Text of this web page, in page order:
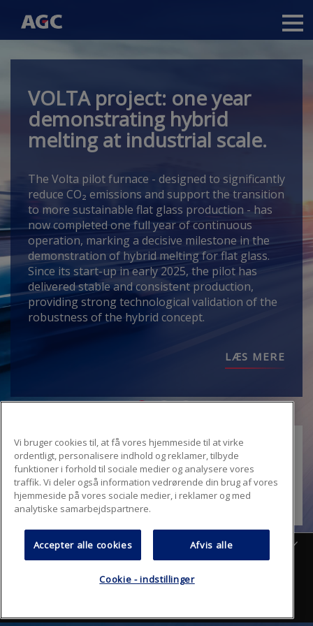
Gå
VOLTA project: one year
demonstrating hybrid
melting at industrial scale.
The Volta pilot furnace - designed to significantly
reduce CO₂ emissions and support the transition
to more sustainable flat glass production - has
now completed one full year of continuous
operation, marking a decisive milestone in the
demonstration of hybrid melting for flat glass.
Since its start-up in early 2025, the pilot has
delivered stable and consistent production,
providing strong technological validation of the
robustness of the hybrid concept.
LÆS MERE
Log ind
Ofte stillede spørgsmål
Sitemap
Vi bruger cookies til, at få vores hjemmeside til at virke
ordentligt, personalisere indhold og reklamer, tilbyde
funktioner i forhold til sociale medier og analysere vores
traffik. Vi deler også information vedrørende din brug af vores
hjemmeside på vores sociale medier, i reklamer og med
analytiske samarbejdspartnere.
Accepter alle cookies Afvis alle
Cookie - indstillinger